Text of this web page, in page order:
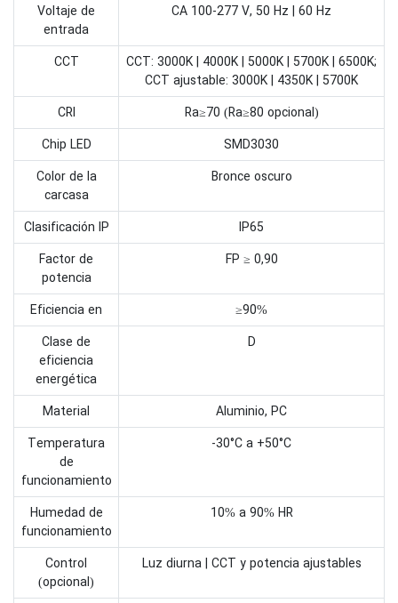
Voltaje de
entrada
CA 100-277 V, 50 Hz | 60 Hz
CCT
CCT: 3000K | 4000K | 5000K | 5700K | 6500K;
CCT ajustable: 3000K | 4350K | 5700K
CRI
Ra≥70 (Ra≥80 opcional)
Chip LED
SMD3030
Color de la
carcasa
Bronce oscuro
Clasificación IP
IP65
Factor de
potencia
FP ≥ 0,90
Eficiencia en
≥90%
Clase de
eficiencia
energética
D
Material
Aluminio, PC
Temperatura
de
funcionamiento
-30°C a +50°C
Humedad de
funcionamiento
10% a 90% HR
Control
(opcional)
Luz diurna | CCT y potencia ajustables